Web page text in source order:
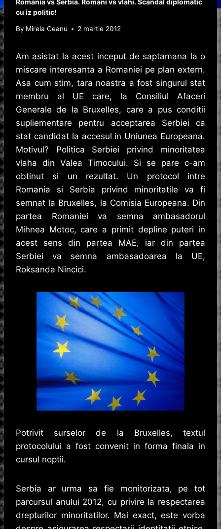
cu iz politic!
By Mirela Ceanu 2 martie 2012
Am asistat la acest inceput de saptamana la o
miscare interesanta a Romaniei pe plan extern.
Asa cum stim, tara noastra a fost singurul stat
membru al UE care, la Consiliul Afaceri
Generale de la Bruxelles, care a pus conditii
supliementare pentru acceptarea Serbiei ca
stat candidat la accesul in Uniunea Europeana.
Motivul? Politica Serbiei privind minoritatea
vlaha din Valea Timocului. Si se pare c-am
obtinut si un rezultat. Un protocol intre
Romania si Serbia privind minoritatile va fi
semnat la Bruxelles, la Comisia Europeana. Din
partea Romaniei va semna ambasadorul
Mihnea Motoc, care a primit depline puteri in
acest sens din partea MAE, iar din partea
Serbiei va semna ambasadoarea la UE,
Roksanda Nincici.
Potrivit surselor de la Bruxelles, textul
protocolului a fost convenit in forma finala in
cursul noptii.
Serbia ar urma sa fie monitorizata, pe tot
parcursul anului 2012, cu privire la respectarea
drepturilor minoritatilor. Mai exact, este vorba